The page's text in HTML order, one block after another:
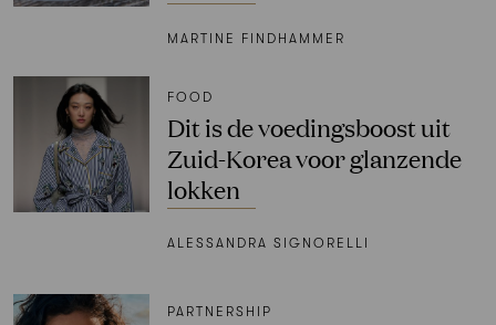
MARTINE FINDHAMMER
FOOD
Dit is de voedingsboost uit
Zuid-Korea voor glanzende
lokken
ALESSANDRA SIGNORELLI
PARTNERSHIP